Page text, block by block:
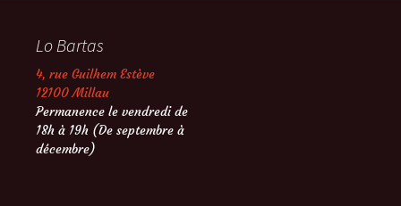
Lo Bartas
4, rue Guilhem Estève
12100 Millau
Permanence le vendredi de
18h à 19h (De septembre à
décembre)